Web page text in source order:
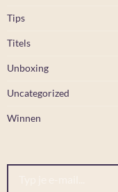
Tips
Titels
Unboxing
Uncategorized
Winnen
Typ je e-mail...